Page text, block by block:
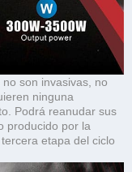
son invasivas, no
ninguna
Podrá reanudar sus
producido por la
etapa del ciclo